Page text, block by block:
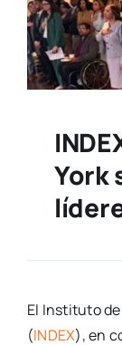
York
El Instituto
(INDEX), en